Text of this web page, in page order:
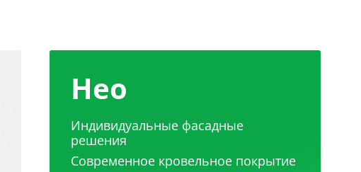
Нео
Индивидуальные фасадные
решения
Современное кровельное покрытие